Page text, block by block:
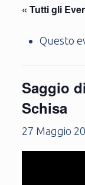
« Tutti gli
Questo
Saggio
Schisa
27 Maggio